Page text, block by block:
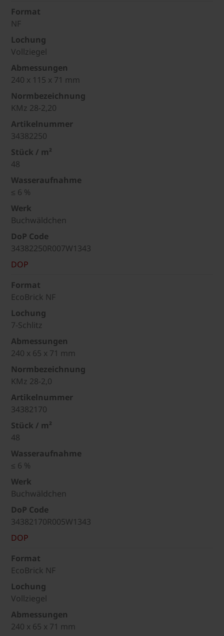
Format
NF
Lochung
Vollziegel
Abmessungen
240 x 115 x 71 mm
Normbezeichnung
KMz 28-2,20
Artikelnummer
34382250
Stück / m²
48
Wasseraufnahme
≤ 6 %
Werk
Buchwäldchen
DoP Code
34382250R007W1343
DOP
Format
EcoBrick NF
Lochung
7-Schlitz
Abmessungen
240 x 65 x 71 mm
Normbezeichnung
KMz 28-2,0
Artikelnummer
34382170
Stück / m²
48
Wasseraufnahme
≤ 6 %
Werk
Buchwäldchen
DoP Code
34382170R005W1343
DOP
Format
EcoBrick NF
Lochung
Vollziegel
Abmessungen
240 x 65 x 71 mm